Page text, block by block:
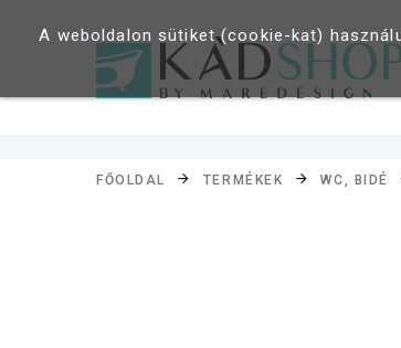
FŐOLDAL TERMÉKEK WC, BIDÉ
A weboldalon sütiket (cookie-kat)